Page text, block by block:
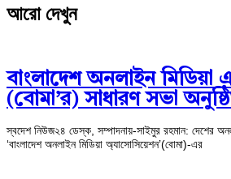
আরো দেখুন
বাংলাদেশ অনলাইন মিডিয়া
(বোমা’র) সাধারণ সভা
স্বদেশ নিউজ২৪ ডেস্ক, সম্পাদনায়-সাইমুর রহমান: দেশের
‘বাংলাদেশ অনলাইন মিডিয়া অ্যাসোসিয়েশন’(বোমা)-এর